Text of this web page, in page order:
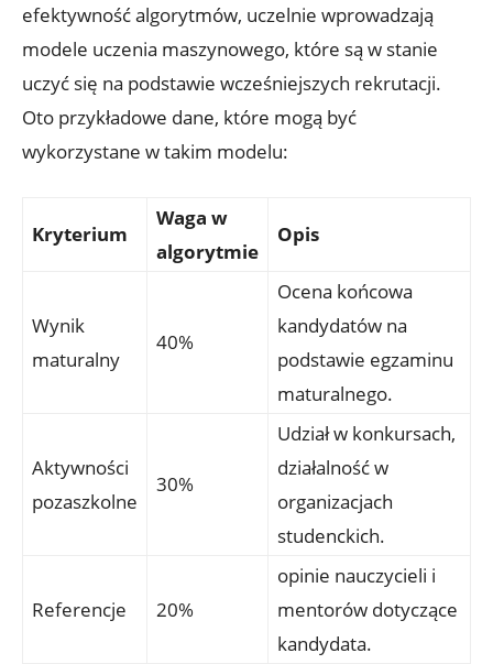
efektywność algorytmów, uczelnie wprowadzają
modele uczenia maszynowego, które są w stanie
uczyć się na podstawie wcześniejszych rekrutacji.
Oto przykładowe dane, które mogą być
wykorzystane w takim modelu:
Kryterium
Waga w
algorytmie
Opis
Wynik
maturalny
40%
Ocena końcowa
kandydatów na
podstawie egzaminu
maturalnego.
Aktywności
pozaszkolne
30%
Udział w konkursach,
działalność w
organizacjach
studenckich.
Referencje 20%
opinie nauczycieli i
mentorów dotyczące
kandydata.